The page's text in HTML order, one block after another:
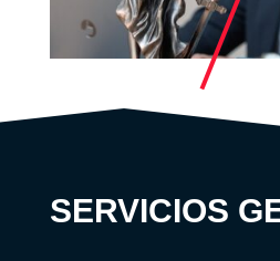
SERVICIOS